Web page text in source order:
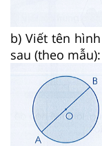
b) Viết tên
sau (theo mẫu):